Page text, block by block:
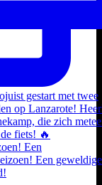
Een